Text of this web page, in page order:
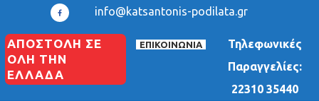
info@katsantonis-podilata.gr
ΑΠΟΣΤΟΛΗ ΣΕ
ΟΛΗ ΤΗΝ
ΕΛΛΑΔΑ
ΕΠΙΚΟΙΝΩΝΙΑ
Τηλεφωνικές
Παραγγελίες:
22310 35440